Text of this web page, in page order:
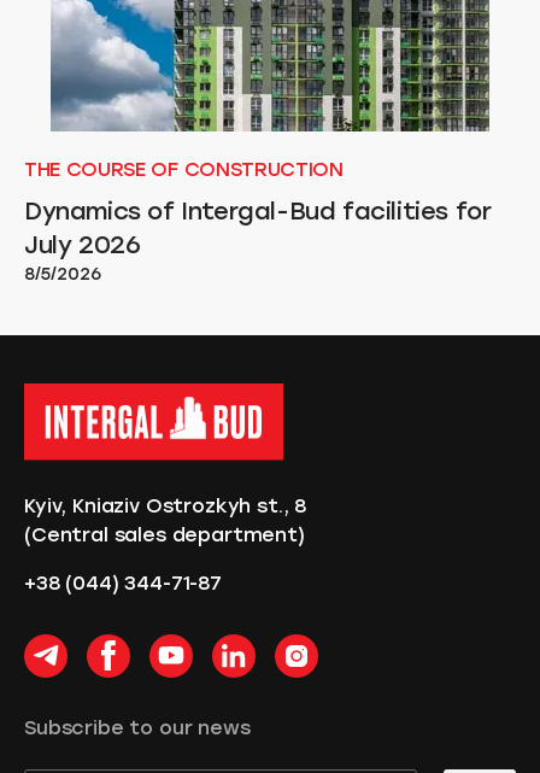
THE COURSE OF CONSTRUCTION
Dynamics of Intergal-Bud facilities for
July 2026
8/5/2026
Kyiv, Kniaziv Ostrozkyh st., 8
(Central sales department)
+38 (044) 344-71-87
Subscribe to our news